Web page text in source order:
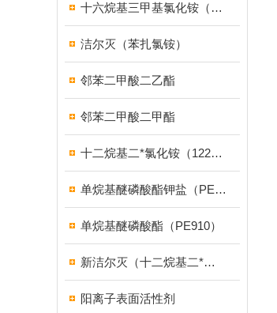
十六烷基三甲基氯化铵（1631）
洁尔灭（苯扎氯铵）
邻苯二甲酸二乙酯
邻苯二甲酸二甲酯
十二烷基二*氯化铵（1227）
单烷基醚磷酸酯钾盐（PE939）
单烷基醚磷酸酯（PE910）
新洁尔灭（十二烷基二*溴化铵）
阳离子表面活性剂